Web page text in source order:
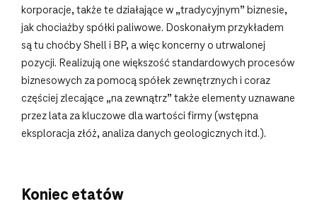
korporacje, także te działające w „tradycyjnym” biznesie,
jak chociażby spółki paliwowe. Doskonałym przykładem
są tu choćby Shell i BP, a więc koncerny o utrwalonej
pozycji. Realizują one większość standardowych procesów
biznesowych za pomocą spółek zewnętrznych i coraz
częściej zlecające „na zewnątrz” także elementy uznawane
przez lata za kluczowe dla wartości firmy (wstępna
eksploracja złóż, analiza danych geologicznych itd.).
Koniec etatów